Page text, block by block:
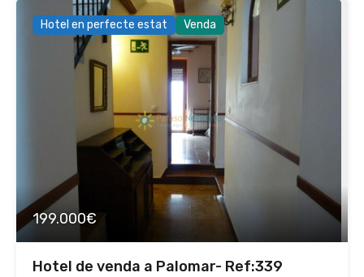
Hotel en perfecte estat Venda
199.000€
Hotel de venda a Palomar- Ref:339